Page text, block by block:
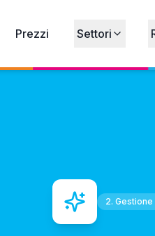
Prezzi Settori
2.